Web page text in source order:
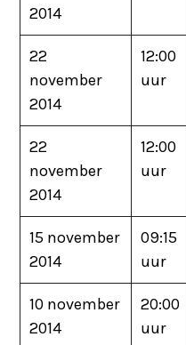
2014
22
november
2014
12:00
uur
22
november
2014
12:00
uur
15 november
2014
09:15
uur
10 november
2014
20:00
uur